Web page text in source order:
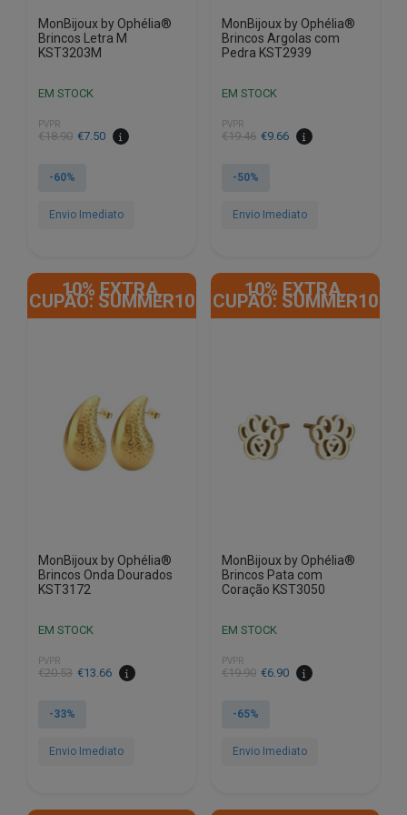
MonBijoux by Ophélia®
Brincos Letra M
KST3203M
EM STOCK
PVPR
€18.90
O
original
€18.90.
€7.50
O
atual
€7.50.
-60%
Envio Imediato
MonBijoux by Ophélia®
Brincos Argolas com
Pedra KST2939
EM STOCK
PVPR
€19.46
O
original
€19.46.
€9.66
O
atual
€9.66.
-50%
Envio Imediato
10% EXTRA,
CUPÃO: SUMMER10
MonBijoux by Ophélia®
Brincos Onda Dourados
KST3172
EM STOCK
PVPR
€20.53
O
original
€20.53.
€13.66
O
atual
€13.66.
-33%
Envio Imediato
10% EXTRA,
CUPÃO: SUMMER10
MonBijoux by Ophélia®
Brincos Pata com
Coração KST3050
EM STOCK
PVPR
€19.90
O
original
€19.90.
€6.90
O
atual
€6.90.
-65%
Envio Imediato